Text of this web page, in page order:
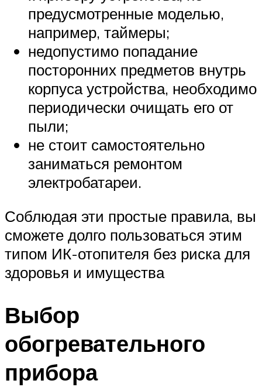
предусмотренные моделью,
например, таймеры;
недопустимо попадание
посторонних предметов внутрь
корпуса устройства, необходимо
периодически очищать его от
пыли;
не стоит самостоятельно
заниматься ремонтом
электробатареи.
Соблюдая эти простые правила, вы
сможете долго пользоваться этим
типом ИК-отопителя без риска для
здоровья и имущества
Выбор
обогревательного
прибора